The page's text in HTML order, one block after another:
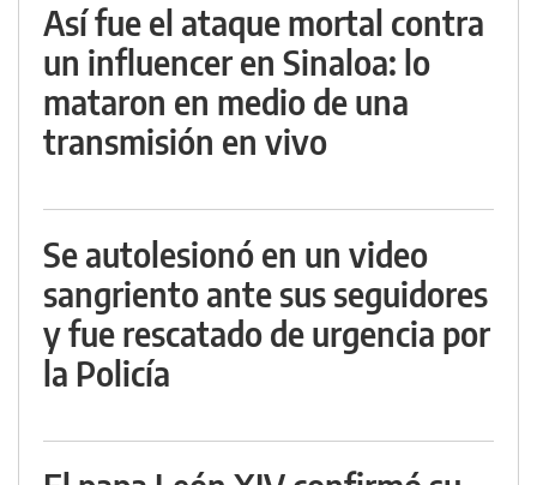
Así fue el ataque mortal contra
un influencer en Sinaloa: lo
mataron en medio de una
transmisión en vivo
Se autolesionó en un video
sangriento ante sus seguidores
y fue rescatado de urgencia por
la Policía